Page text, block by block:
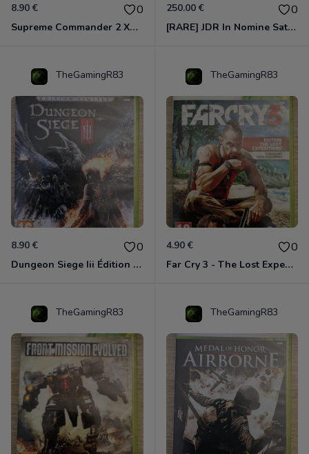
8.90 € 0
Supreme Commander 2 Xbox 360
250.00 € 0
[RARE] JDR In Nomine Satanis / Magna Veritas – 1ère Édition BOÎTE (DOS BLANC, 1989) - CROC / Siroz
TheGamingR83
8.90 € 0
Dungeon Siege Iii Édition Limitée - Vf Intégrale Xbox 360
TheGamingR83
4.90 € 0
Far Cry 3 - The Lost Expeditions - Edition Spéciale Xbox 360
TheGamingR83 TheGamingR83